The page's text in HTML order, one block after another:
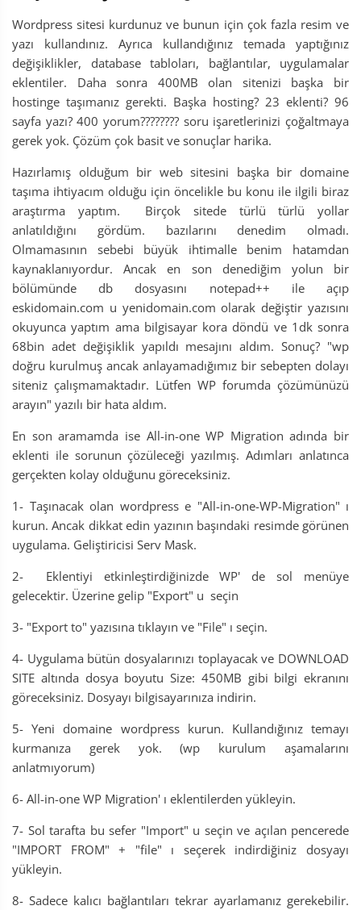
Wordpress sitesi kurdunuz ve bunun için çok fazla resim ve
yazı kullandınız. Ayrıca kullandığınız temada yaptığınız
değişiklikler, database tabloları, bağlantılar, uygulamalar
eklentiler. Daha sonra 400MB olan sitenizi başka bir
hostinge taşımanız gerekti. Başka hosting? 23 eklenti? 96
sayfa yazı? 400 yorum???????? soru işaretlerinizi çoğaltmaya
gerek yok. Çözüm çok basit ve sonuçlar harika.
Hazırlamış olduğum bir web sitesini başka bir domaine
taşıma ihtiyacım olduğu için öncelikle bu konu ile ilgili biraz
araştırma yaptım. Birçok sitede türlü türlü yollar
anlatıldığını gördüm. bazılarını denedim olmadı.
Olmamasının sebebi büyük ihtimalle benim hatamdan
kaynaklanıyordur. Ancak en son denediğim yolun bir
bölümünde db dosyasını notepad++ ile açıp
eskidomain.com u yenidomain.com olarak değiştir yazısını
okuyunca yaptım ama bilgisayar kora döndü ve 1dk sonra
68bin adet değişiklik yapıldı mesajını aldım. Sonuç? "wp
doğru kurulmuş ancak anlayamadığımız bir sebepten dolayı
siteniz çalışmamaktadır. Lütfen WP forumda çözümünüzü
arayın" yazılı bir hata aldım.
En son aramamda ise All-in-one WP Migration adında bir
eklenti ile sorunun çözüleceği yazılmış. Adımları anlatınca
gerçekten kolay olduğunu göreceksiniz.
1- Taşınacak olan wordpress e "All-in-one-WP-Migration" ı
kurun. Ancak dikkat edin yazının başındaki resimde görünen
uygulama. Geliştiricisi Serv Mask.
2- Eklentiyi etkinleştirdiğinizde WP' de sol menüye
gelecektir. Üzerine gelip "Export" u seçin
3- "Export to" yazısına tıklayın ve "File" ı seçin.
4- Uygulama bütün dosyalarınızı toplayacak ve DOWNLOAD
SITE altında dosya boyutu Size: 450MB gibi bilgi ekranını
göreceksiniz. Dosyayı bilgisayarınıza indirin.
5- Yeni domaine wordpress kurun. Kullandığınız temayı
kurmanıza gerek yok. (wp kurulum aşamalarını
anlatmıyorum)
6- All-in-one WP Migration' ı eklentilerden yükleyin.
7- Sol tarafta bu sefer "Import" u seçin ve açılan pencerede
"IMPORT FROM" + "file" ı seçerek indirdiğiniz dosyayı
yükleyin.
8- Sadece kalıcı bağlantıları tekrar ayarlamanız gerekebilir.